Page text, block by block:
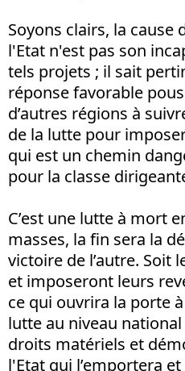
Soyons clairs, la cause
l'Etat n'est pas son
tels projets ; il sait
réponse favorable
d’autres régions à
de la lutte pour
qui est un chemin
pour la classe
C’est une lutte à mort
masses, la fin sera la
victoire de l’autre. Soit
et imposeront leurs
ce qui ouvrira la porte
lutte au niveau
droits matériels et
l'Etat qui l’emportera